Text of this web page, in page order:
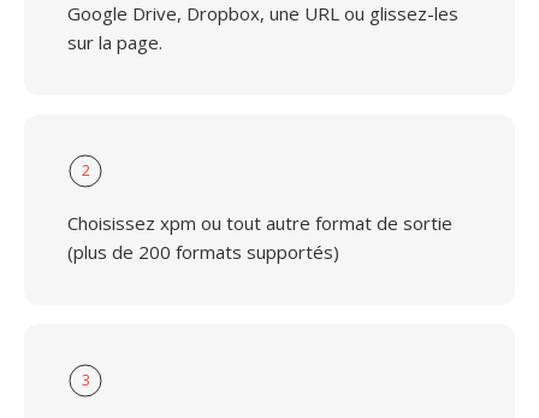
Google Drive, Dropbox, une URL ou glissez-les
sur la page.
2
Choisissez xpm ou tout autre format de sortie
(plus de 200 formats supportés)
3